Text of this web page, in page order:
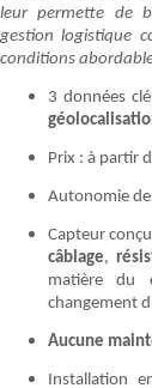
leur permette de
gestion logistique
conditions
3 données
Prix : à partir
Autonomie
Capteur
câblage,
matière du
changement
Aucune
Installation